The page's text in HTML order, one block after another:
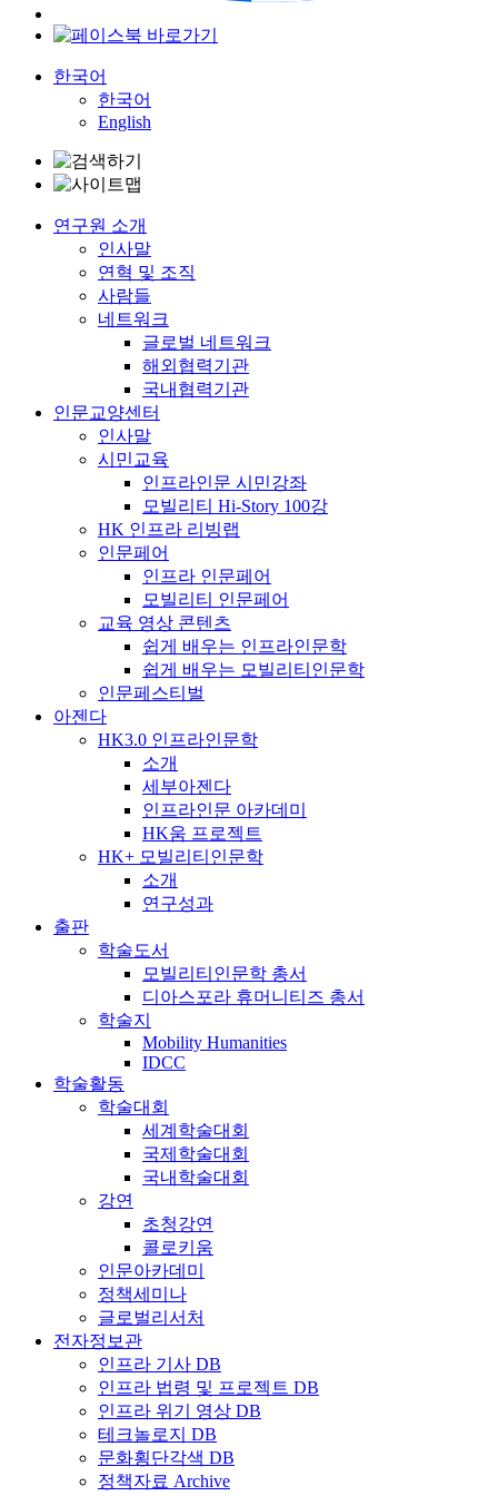
한국어
한국어
English
연구원 소개
인사말
연혁 및 조직
사람들
네트워크
글로벌 네트워크
해외협력기관
국내협력기관
인문교양센터
인사말
시민교육
인프라인문 시민강좌
모빌리티 Hi-Story 100강
HK 인프라 리빙랩
인문페어
인프라 인문페어
모빌리티 인문페어
교육 영상 콘텐츠
쉽게 배우는 인프라인문학
쉽게 배우는 모빌리티인문학
인문페스티벌
아젠다
HK3.0 인프라인문학
소개
세부아젠다
인프라인문 아카데미
HK움 프로젝트
HK+ 모빌리티인문학
소개
연구성과
출판
학술도서
모빌리티인문학 총서
디아스포라 휴머니티즈 총서
학술지
Mobility Humanities
IDCC
학술활동
학술대회
세계학술대회
국제학술대회
국내학술대회
강연
초청강연
콜로키움
인문아카데미
정책세미나
글로벌리서처
전자정보관
인프라 기사 DB
인프라 법령 및 프로젝트 DB
인프라 위기 영상 DB
테크놀로지 DB
문화횡단각색 DB
정책자료 Archive